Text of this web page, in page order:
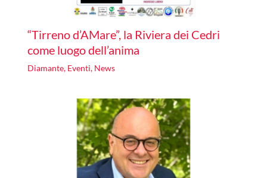
“Tirreno d’AMare”, la Riviera dei Cedri
come luogo dell’anima
Diamante, Eventi, News